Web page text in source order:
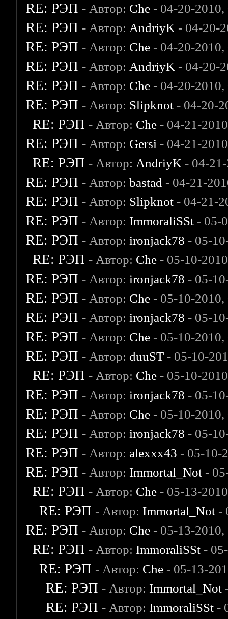
RE: РЭП - Автор: Che - 04-20-
RE: РЭП - Автор: AndriyK - 04-20-
RE: РЭП - Автор: Che - 04-20-
RE: РЭП - Автор: AndriyK - 04-20-
RE: РЭП - Автор: Che - 04-20-
RE: РЭП - Автор: Slipknot - 04-20-
RE: РЭП - Автор: Che - 04-21-
RE: РЭП - Автор: Gersi - 04-21-
RE: РЭП - Автор: AndriyK - 04-
RE: РЭП - Автор:bastad - 04-21-
RE: РЭП - Автор: Slipknot - 04-21-
RE: РЭП - Автор: ImmoraliSSt - 05-
RE: РЭП - Автор: ironjack78 - 05-
RE: РЭП - Автор: Che - 05-10-
RE: РЭП - Автор: ironjack78 - 05-
RE: РЭП - Автор: Che - 05-10-
RE: РЭП - Автор: ironjack78 - 05-
RE: РЭП - Автор: Che - 05-10-
RE: РЭП - Автор: duuST - 05-10-
RE: РЭП - Автор: Che - 05-10-
RE: РЭП - Автор: ironjack78 - 05-
RE: РЭП - Автор: Che - 05-10-
RE: РЭП - Автор: ironjack78 - 05-
RE: РЭП - Автор: alexxx43 - 05-10-
RE: РЭП - Автор: Immortal_Not -
RE: РЭП - Автор: Che - 05-13-
RE: РЭП - Автор: Immortal_Not -
RE: РЭП - Автор: Che - 05-13-
RE: РЭП - Автор: ImmoraliSSt -
RE: РЭП - Автор: Che - 05-13-
RE: РЭП - Автор: Immortal_Not
RE: РЭП - Автор: ImmoraliSSt -